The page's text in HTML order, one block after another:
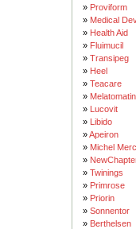
» Proviform
» Medical
» Health Aid
» Fluimucil
» Transipeg
» Heel
» Teacare
»
» Lucovit
» Libido
»Apeiron
» Michel
»
» Twinings
» Primrose
» Priorin
» Sonnentor
» Berthelsen